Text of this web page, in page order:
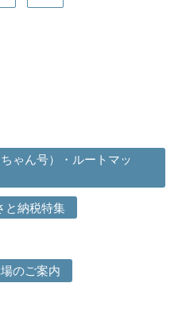
ゃん号）・ルートマッ
と納税特集
のご案内